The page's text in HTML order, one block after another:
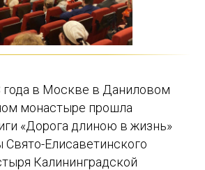
года в Москве в Даниловом
монастыре прошла
«Дорога длиною в жизнь»
Свято-Елисаветинского
Калининградской